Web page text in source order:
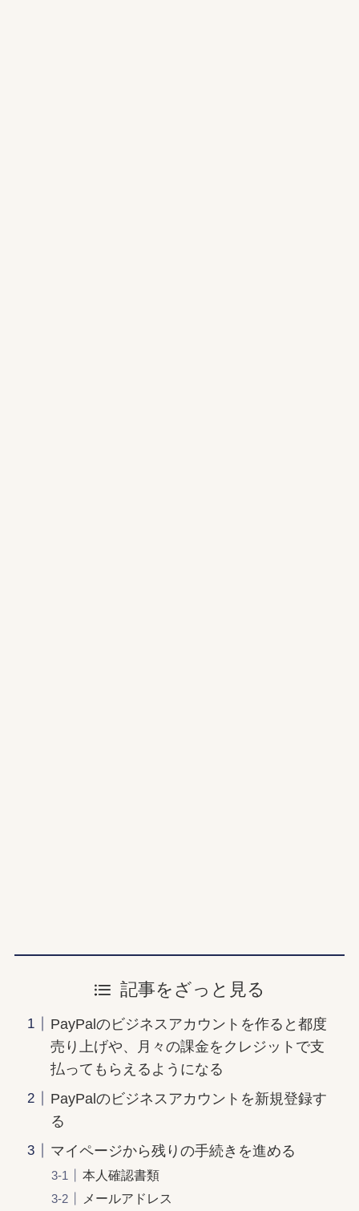
記事をざっと見る
PayPalのビジネスアカウントを作ると都度
売り上げや、月々の課金をクレジットで支
払ってもらえるようになる
PayPalのビジネスアカウントを新規登録す
る
マイページから残りの手続きを進める
本人確認書類
メールアドレス